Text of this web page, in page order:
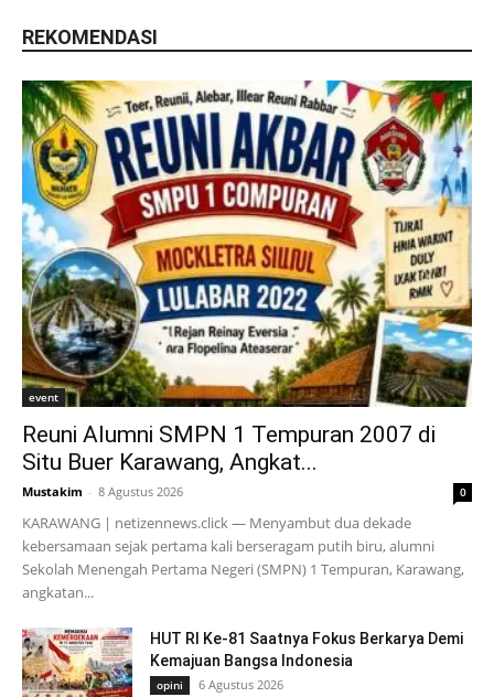
REKOMENDASI
event
Reuni Alumni SMPN 1 Tempuran 2007 di
Situ Buer Karawang, Angkat...
Mustakim - 8 Agustus 2026 0
KARAWANG | netizennews.click — Menyambut dua dekade
kebersamaan sejak pertama kali berseragam putih biru, alumni
Sekolah Menengah Pertama Negeri (SMPN) 1 Tempuran, Karawang,
angkatan...
HUT RI Ke-81 Saatnya Fokus Berkarya Demi
Kemajuan Bangsa Indonesia
opini 6 Agustus 2026